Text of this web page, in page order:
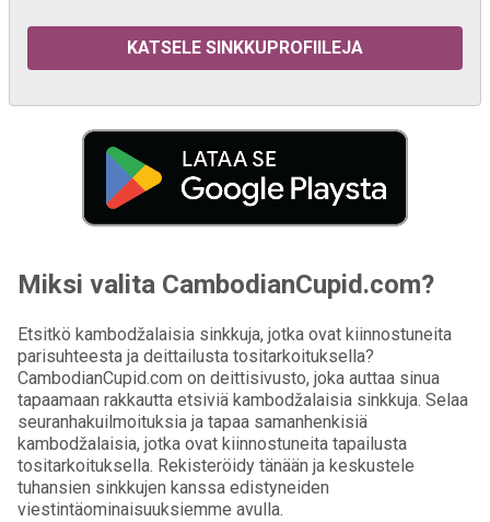
Miksi valita CambodianCupid.com?
Etsitkö kambodžalaisia sinkkuja, jotka ovat kiinnostuneita
parisuhteesta ja deittailusta tositarkoituksella?
CambodianCupid.com on deittisivusto, joka auttaa sinua
tapaamaan rakkautta etsiviä kambodžalaisia sinkkuja. Selaa
seuranhakuilmoituksia ja tapaa samanhenkisiä
kambodžalaisia, jotka ovat kiinnostuneita tapailusta
tositarkoituksella. Rekisteröidy tänään ja keskustele
tuhansien sinkkujen kanssa edistyneiden
viestintäominaisuuksiemme avulla.